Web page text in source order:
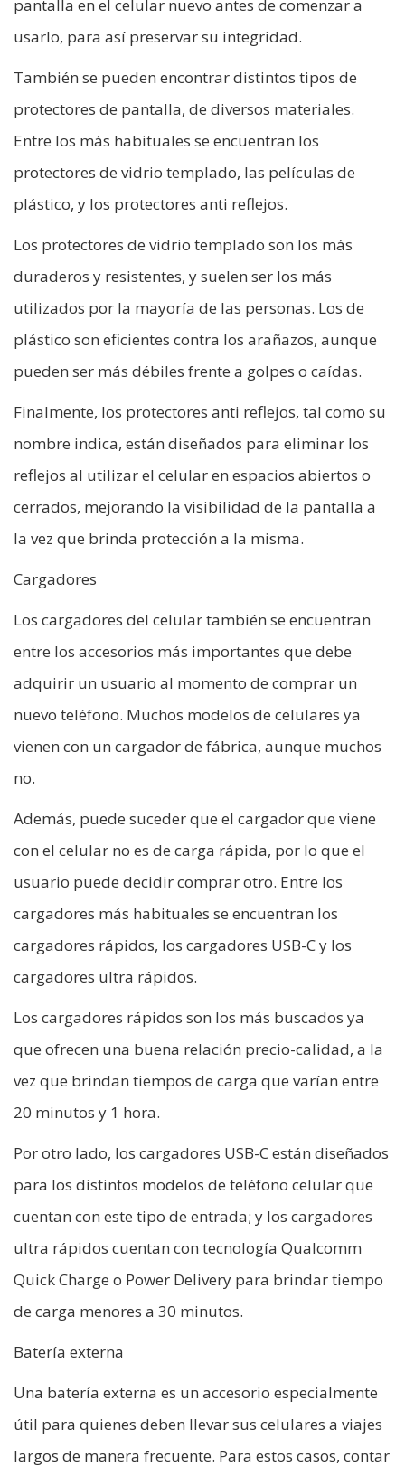
pantalla en el celular nuevo antes de comenzar a
usarlo, para así preservar su integridad.
También se pueden encontrar distintos tipos de
protectores de pantalla, de diversos materiales.
Entre los más habituales se encuentran los
protectores de vidrio templado, las películas de
plástico, y los protectores anti reflejos.
Los protectores de vidrio templado son los más
duraderos y resistentes, y suelen ser los más
utilizados por la mayoría de las personas. Los de
plástico son eficientes contra los arañazos, aunque
pueden ser más débiles frente a golpes o caídas.
Finalmente, los protectores anti reflejos, tal como su
nombre indica, están diseñados para eliminar los
reflejos al utilizar el celular en espacios abiertos o
cerrados, mejorando la visibilidad de la pantalla a
la vez que brinda protección a la misma.
Cargadores
Los cargadores del celular también se encuentran
entre los accesorios más importantes que debe
adquirir un usuario al momento de comprar un
nuevo teléfono. Muchos modelos de celulares ya
vienen con un cargador de fábrica, aunque muchos
no.
Además, puede suceder que el cargador que viene
con el celular no es de carga rápida, por lo que el
usuario puede decidir comprar otro. Entre los
cargadores más habituales se encuentran los
cargadores rápidos, los cargadores USB-C y los
cargadores ultra rápidos.
Los cargadores rápidos son los más buscados ya
que ofrecen una buena relación precio-calidad, a la
vez que brindan tiempos de carga que varían entre
20 minutos y 1 hora.
Por otro lado, los cargadores USB-C están diseñados
para los distintos modelos de teléfono celular que
cuentan con este tipo de entrada; y los cargadores
ultra rápidos cuentan con tecnología Qualcomm
Quick Charge o Power Delivery para brindar tiempo
de carga menores a 30 minutos.
Batería externa
Una batería externa es un accesorio especialmente
útil para quienes deben llevar sus celulares a viajes
largos de manera frecuente. Para estos casos, contar